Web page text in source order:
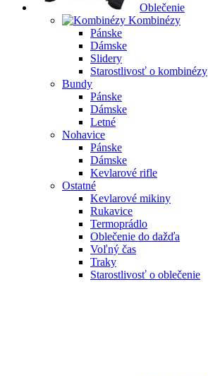
Oblečenie
Kombinézy
Pánske
Dámske
Slidery
Starostlivosť o kombinézy
Bundy
Pánske
Dámske
Letné
Nohavice
Pánske
Dámske
Kevlarové rifle
Ostatné
Kevlarové mikiny
Rukavice
Termoprádlo
Oblečenie do dažďa
Voľný čas
Traky
Starostlivosť o oblečenie